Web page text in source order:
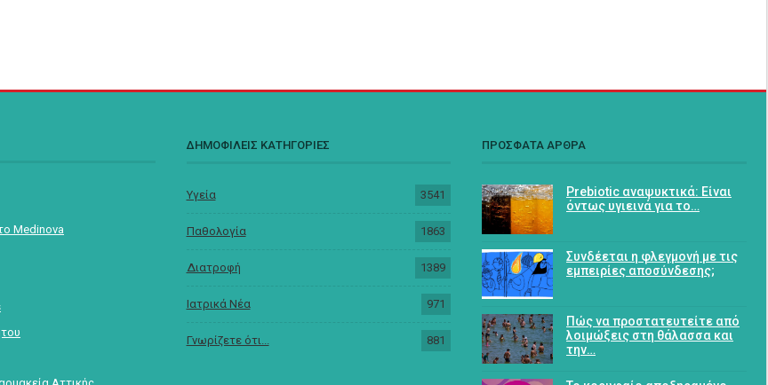
Medinova
ΔΗΜΟΦΙΛΕΙΣ ΚΑΤΗΓΟΡΙΕΣ
Υγεία 3541
Παθολογία 1863
Διατροφή 1389
Ιατρικά Νέα 971
Γνωρίζετε ότι... 881
ΠΡΟΣΦΑΤΑ ΑΡΘΡΑ
Prebiotic αναψυκτικά: Είναι
όντως υγιεινά για το…
Συνδέεται η φλεγμονή με τις
εμπειρίες αποσύνδεσης;
Πώς να προστατευτείτε από
λοιμώξεις στη θάλασσα και
την…